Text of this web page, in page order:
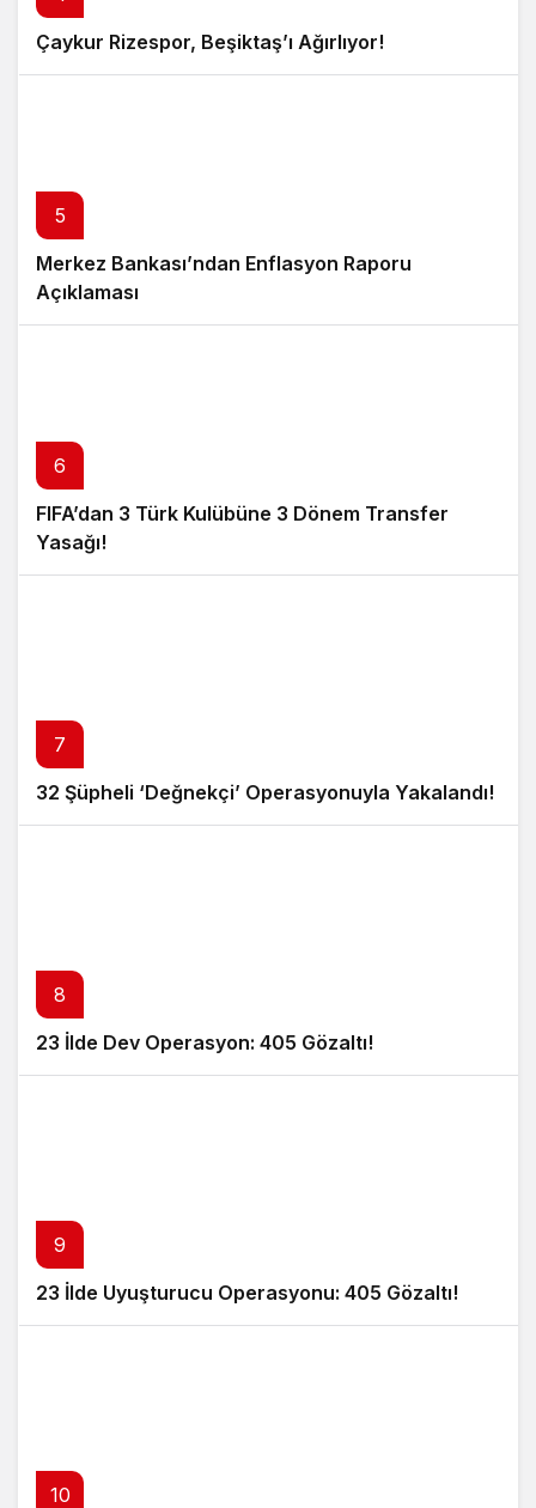
Çaykur Rizespor, Beşiktaş’ı Ağırlıyor!
5
Merkez Bankası’ndan Enflasyon Raporu
Açıklaması
6
FIFA’dan 3 Türk Kulübüne 3 Dönem Transfer
Yasağı!
7
32 Şüpheli ‘Değnekçi’ Operasyonuyla Yakalandı!
8
23 İlde Dev Operasyon: 405 Gözaltı!
9
23 İlde Uyuşturucu Operasyonu: 405 Gözaltı!
10